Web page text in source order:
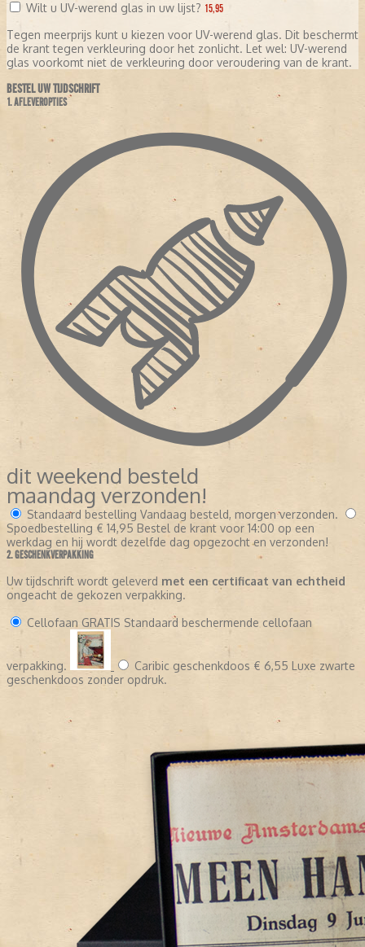
Wilt u UV-werend glas in uw lijst? 15,95
Tegen meerprijs kunt u kiezen voor UV-werend glas. Dit beschermt
de krant tegen verkleuring door het zonlicht. Let wel: UV-werend
glas voorkomt niet de verkleuring door veroudering van de krant.
BESTEL UW TIJDSCHRIFT
1. AFLEVEROPTIES
dit weekend besteld
maandag verzonden!
Standaard bestelling Vandaag besteld, morgen verzonden.
Spoedbestelling € 14,95 Bestel de krant voor 14:00 op een
werkdag en hij wordt dezelfde dag opgezocht en verzonden!
2. GESCHENKVERPAKKING
Uw tijdschrift wordt geleverd met een certificaat van echtheid
ongeacht de gekozen verpakking.
Cellofaan GRATIS Standaard beschermende cellofaan
verpakking. Caribic geschenkdoos € 6,55 Luxe zwarte
geschenkdoos zonder opdruk.